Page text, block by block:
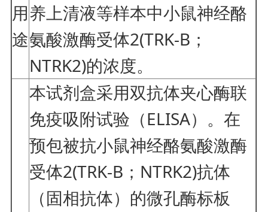
用
途
养上清液等样本中小鼠神经酪
氨酸激酶受体2(TRK-B；
NTRK2)的浓度。
本试剂盒采用双抗体夹心酶联
免疫吸附试验（ELISA）。在
预包被抗小鼠神经酪氨酸激酶
受体2(TRK-B；NTRK2)抗体
（固相抗体）的微孔酶标板